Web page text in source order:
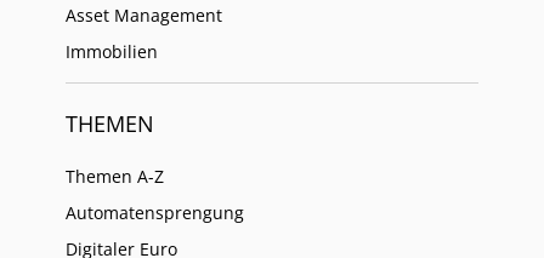
Asset Management
Immobilien
THEMEN
Themen A-Z
Automatensprengung
Digitaler Euro